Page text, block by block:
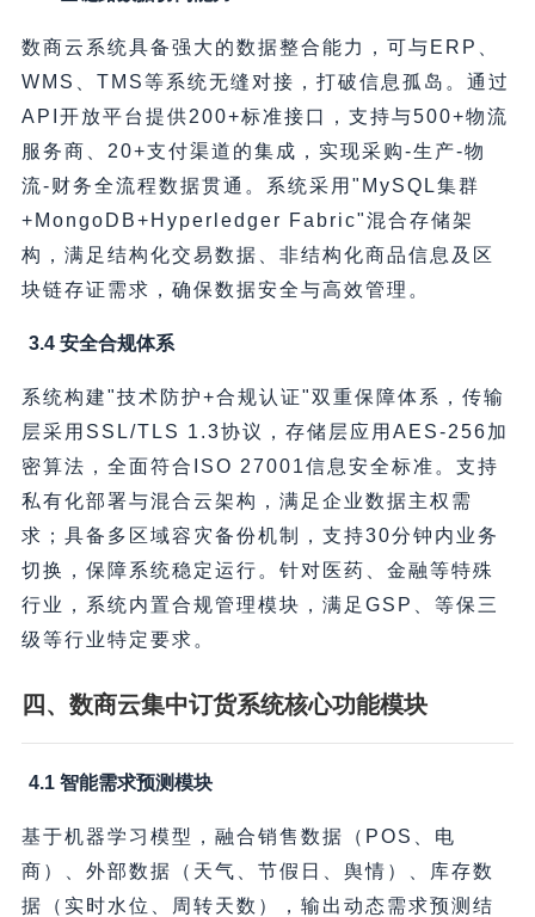
数商云系统具备强大的数据整合能力，可与ERP、
WMS、TMS等系统无缝对接，打破信息孤岛。通过
API开放平台提供200+标准接口，支持与500+物流
服务商、20+支付渠道的集成，实现采购-生产-物
流-财务全流程数据贯通。系统采用"MySQL集群
+MongoDB+Hyperledger Fabric"混合存储架
构，满足结构化交易数据、非结构化商品信息及区
块链存证需求，确保数据安全与高效管理。
3.4 安全合规体系
系统构建"技术防护+合规认证"双重保障体系，传输
层采用SSL/TLS 1.3协议，存储层应用AES-256加
密算法，全面符合ISO 27001信息安全标准。支持
私有化部署与混合云架构，满足企业数据主权需
求；具备多区域容灾备份机制，支持30分钟内业务
切换，保障系统稳定运行。针对医药、金融等特殊
行业，系统内置合规管理模块，满足GSP、等保三
级等行业特定要求。
四、数商云集中订货系统核心功能模块
4.1 智能需求预测模块
基于机器学习模型，融合销售数据（POS、电
商）、外部数据（天气、节假日、舆情）、库存数
据（实时水位、周转天数），输出动态需求预测结